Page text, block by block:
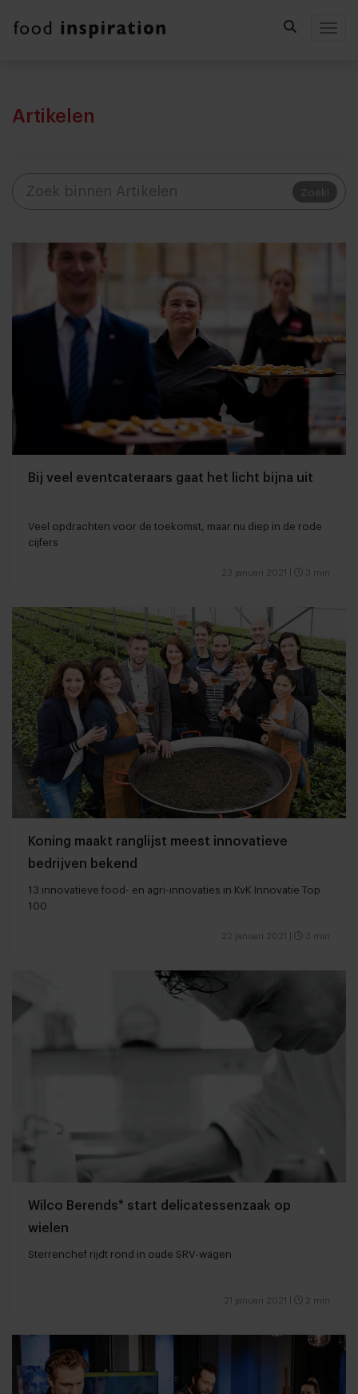
Artikelen
Zoek!
Bij veel eventcateraars gaat het licht bijna uit
Veel opdrachten voor de toekomst, maar nu diep in de rode
cijfers
23 januari 2021 3 min
Koning maakt ranglijst meest innovatieve
bedrijven bekend
13 innovatieve food- en agri-innovaties in KvK Innovatie Top
100
22 januari 2021 3 min
Wilco Berends* start delicatessenzaak op
wielen
Sterrenchef rijdt rond in oude SRV-wagen
21 januari 2021 2 min